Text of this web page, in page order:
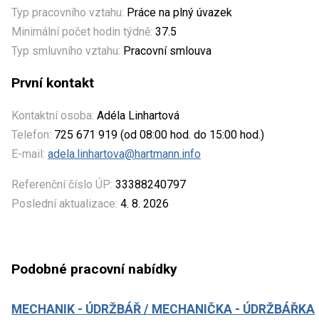
Typ pracovního vztahu: Práce na plný úvazek
Minimální počet hodin týdně: 37.5
Typ smluvního vztahu: Pracovní smlouva
První kontakt
Kontaktní osoba: Adéla Linhartová
Telefon: 725 671 919 (od 08:00 hod. do 15:00 hod.)
E-mail: adela.linhartova@hartmann.info
Referenční číslo ÚP: 33388240797
Poslední aktualizace: 4. 8. 2026
Podobné pracovní nabídky
MECHANIK - ÚDRŽBÁŘ / MECHANIČKA - ÚDRŽBÁŘKA